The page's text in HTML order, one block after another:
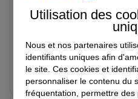
Le 17/06/2026 - Agence
Accueil sympathique. Je
d'assurances !
Prendre un RDV
Utilisation des
Nous et nos partenaires
identifiants uniques afin
le site. Ces cookies et
personnaliser le contenu du
fréquentation, permettre des